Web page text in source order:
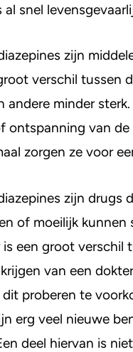
al snel
zijn
verschil tussen
andere minder
ontspanning van
zorgen ze voor
zijn drugs
of moeilijk kunnen
is een groot
van een
proberen te
erg veel nieuwe
deel hiervan is